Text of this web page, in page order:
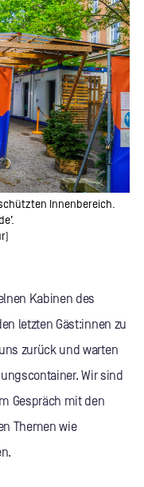
Innenbereich.
Kabinen des
letzten Gäst:innen zu
zurück und warten
Wir sind
Gespräch mit den
Themen wie